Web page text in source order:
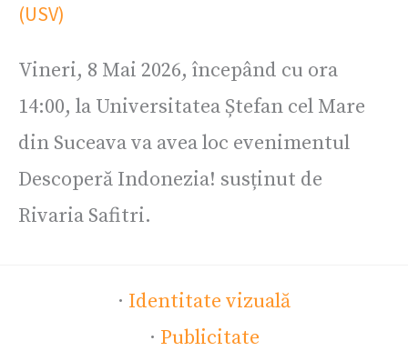
(USV)
Vineri, 8 Mai 2026, începând cu ora
14:00, la Universitatea Ștefan cel Mare
din Suceava va avea loc evenimentul
Descoperă Indonezia! susținut de
Rivaria Safitri.
· Identitate vizuală
· Publicitate